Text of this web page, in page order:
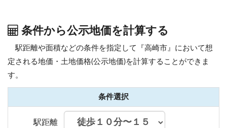
条件から公示地価を計算する
駅距離や面積などの条件を指定して『高崎市』において想
定される地価・土地価格(公示地価)を計算することができま
す。
条件選択
駅距離